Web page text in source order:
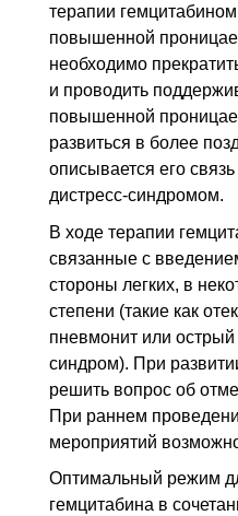
терапии
повышенной
необходимо
и проводить
повышенной
развиться в более
описывается его
дистресс-синдромом.
В ходе терапии
связанные с
стороны легких, в
степени (такие как
пневмонит или
синдром). При
решить вопрос об
При раннем
мероприятий
Оптимальный режим
гемцитабина в